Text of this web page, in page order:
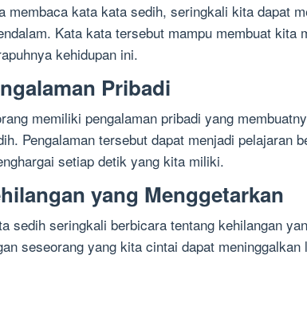
membaca kata kata sedih, seringkali kita dapat
Kata kata tersebut mampu membuat kita
kehidupan ini.
Pribadi
memiliki pengalaman pribadi yang
Pengalaman tersebut dapat menjadi pelajaran
setiap detik yang kita miliki.
yang Menggetarkan
sedih seringkali berbicara tentang kehilangan
seseorang yang kita cintai dapat